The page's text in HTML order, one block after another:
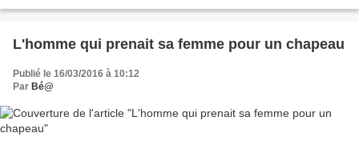
L'homme qui prenait sa femme pour un chapeau
Publié le 16/03/2016 à 10:12
Par Bé@